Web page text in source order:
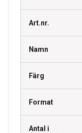
Art.nr.
Namn
Färg
Format
Antal i